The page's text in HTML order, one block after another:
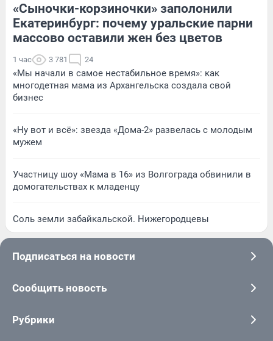
«Сыночки-корзиночки» заполонили
Екатеринбург: почему уральские парни
массово оставили жен без цветов
1 час 3 781 24
«Мы начали в самое нестабильное время»: как
многодетная мама из Архангельска создала свой
бизнес
«Ну вот и всё»: звезда «Дома-2» развелась с молодым
мужем
Участницу шоу «Мама в 16» из Волгограда обвинили в
домогательствах к младенцу
Соль земли забайкальской. Нижегородцевы
Подписаться на новости
Сообщить новость
Рубрики